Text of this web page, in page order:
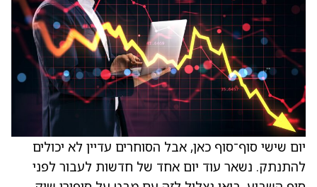
יום שישי סוף־סוף כאן, אבל הסוחרים עדיין לא יכולים
להתנתק. נשאר עוד יום אחד של חדשות לעבור לפני